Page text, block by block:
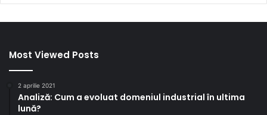
Most Viewed Posts
2 aprilie 2021
Analiză: Cum a evoluat domeniul industrial în ultima
lună?